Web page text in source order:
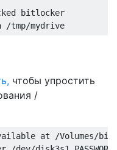
bitlocker
чтобы упростить
/
at /Volumes/